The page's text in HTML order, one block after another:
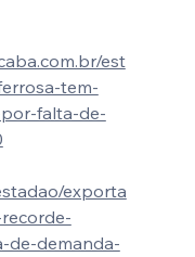
est
tem-
falta-de-
exporta
de-demanda-